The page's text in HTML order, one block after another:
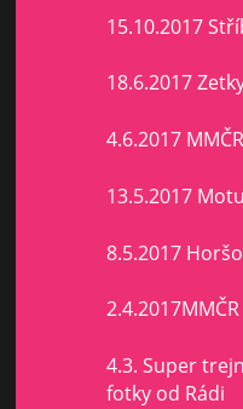
15.10.2017
18.6.2017
4.6.2017
13.5.2017
8.5.2017
4.3. Super
fotky od Rádi